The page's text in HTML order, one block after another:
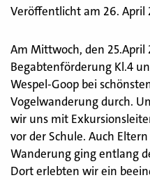
Veröffentlicht am 26. April
Am Mittwoch, den
Begabtenförderung Kl.4
Wespel-Goop bei
Vogelwanderung durch.
wir uns mit
vor der Schule. Auch
Wanderung ging entlang
Dort erlebten wir ein